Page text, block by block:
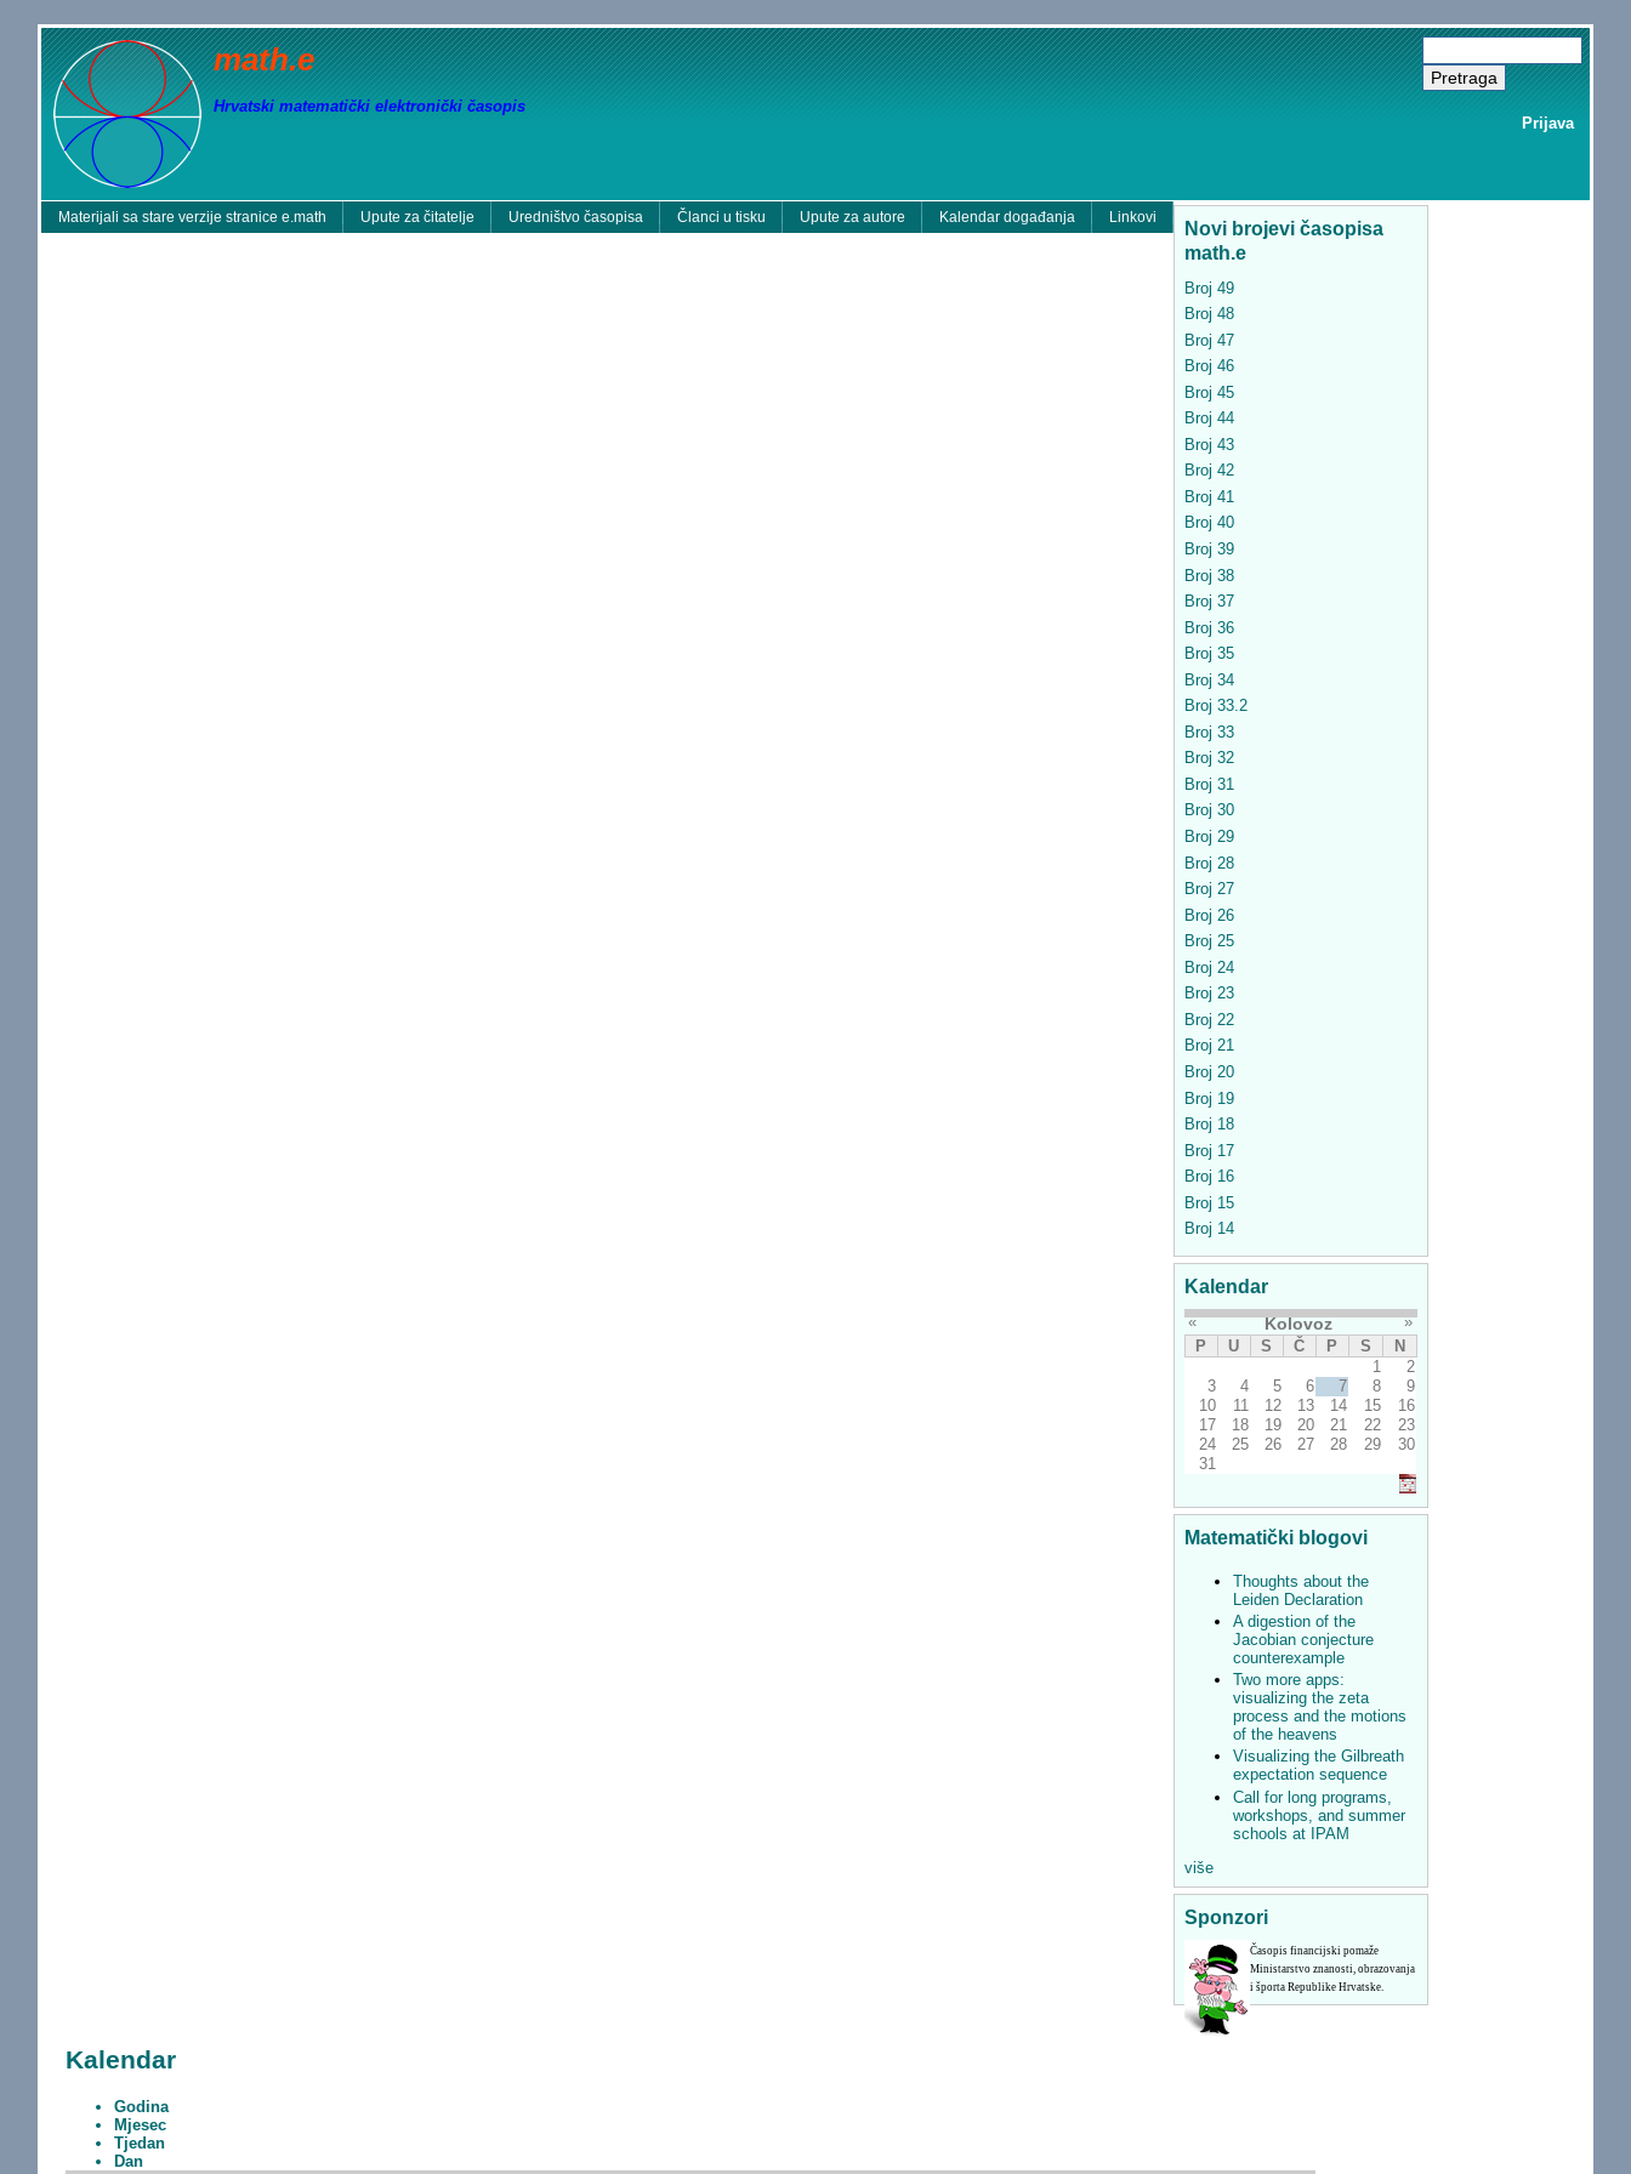
math.e
Hrvatski matematički elektronički časopis
Prijava
Materijali sa stare verzije stranice e.math Upute za čitatelje Uredništvo časopisa Članci u tisku Upute za autore Kalendar događanja Linkovi
Novi brojevi časopisa
math.e
Broj 49
Broj 48
Broj 47
Broj 46
Broj 45
Broj 44
Broj 43
Broj 42
Broj 41
Broj 40
Broj 39
Broj 38
Broj 37
Broj 36
Broj 35
Broj 34
Broj 33.2
Broj 33
Broj 32
Broj 31
Broj 30
Broj 29
Broj 28
Broj 27
Broj 26
Broj 25
Broj 24
Broj 23
Broj 22
Broj 21
Broj 20
Broj 19
Broj 18
Broj 17
Broj 16
Broj 15
Broj 14
Kalendar
« Kolovoz
»
P
U S Č P S
N
1
2
3
4 5 6 7 8
9
10
11 12 13 14 15
16
17
18 19 20 21 22
23
24
25 26 27 28 29
30
31
Matematički blogovi
Thoughts about the
Leiden Declaration
A digestion of the
Jacobian conjecture
counterexample
Two more apps:
visualizing the zeta
process and the motions
of the heavens
Visualizing the Gilbreath
expectation sequence
Call for long programs,
workshops, and summer
schools at IPAM
više
Sponzori
Časopis financijski pomaže
Ministarstvo znanosti, obrazovanja
i športa Republike Hrvatske.
Kalendar
Godina
Mjesec
Tjedan
Dan